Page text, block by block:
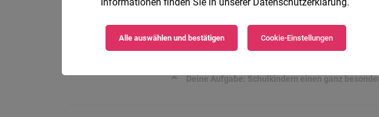
Schülerbetreuer:in in der Mittags-
Deine Aufgabe: Schulkindern einen ganz
Alle auswählen und bestätigen Cookie-Einstellungen